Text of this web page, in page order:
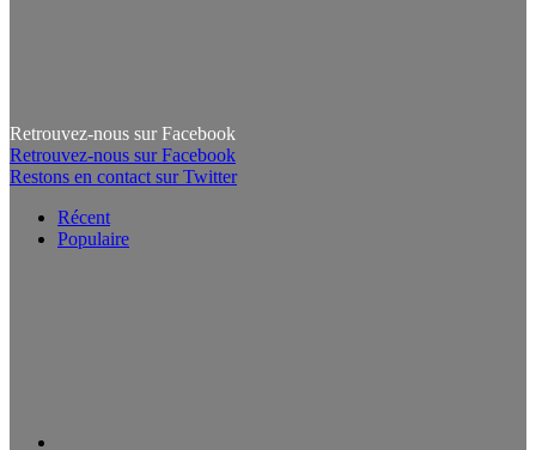
Retrouvez-nous sur Facebook
Retrouvez-nous sur Facebook
Restons en contact sur Twitter
Récent
Populaire